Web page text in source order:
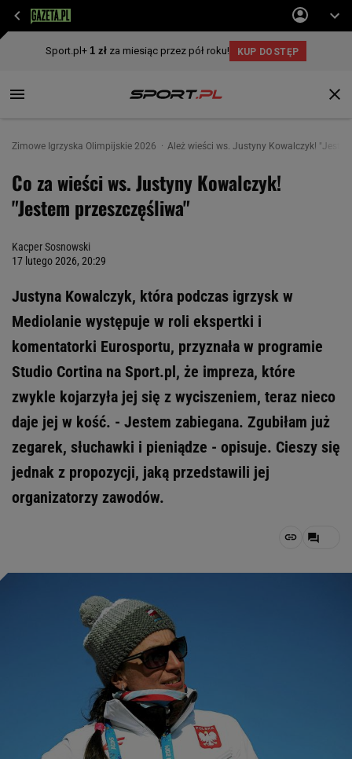
Zimowe Igrzyska Olimpijskie 2026 Ależ wieści ws. Justyny Kowalczyk!
Co za wieści ws. Justyny Kowalczyk!
"Jestem przeszczęśliwa"
Kacper Sosnowski
17 lutego 2026, 20:29
Justyna Kowalczyk, która podczas igrzysk w
Mediolanie występuje w roli ekspertki i
komentatorki Eurosportu, przyznała w programie
Studio Cortina na Sport.pl, że impreza, które
zwykle kojarzyła jej się z wyciszeniem, teraz nieco
daje jej w kość. - Jestem zabiegana. Zgubiłam już
zegarek, słuchawki i pieniądze - opisuje. Cieszy się
jednak z propozycji, jaką przedstawili jej
organizatorzy zawodów.